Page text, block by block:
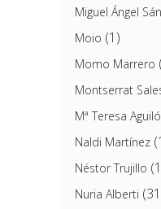
Miguel Ángel
Moio (1)
Momo Marrero
Montserrat
Mª Teresa Aguiló
Naldi Martínez
Néstor Trujillo
Nuria Alberti